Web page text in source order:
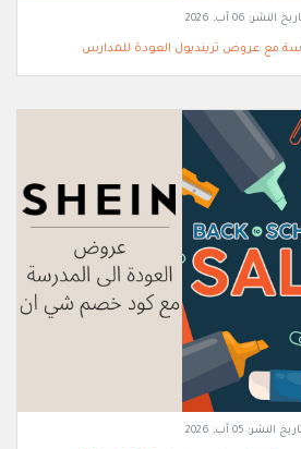
النشر: 06 آب, 2026
مع عروض ترينديول العودة للمدارس
تاريخ النشر: 05 آب, 2026